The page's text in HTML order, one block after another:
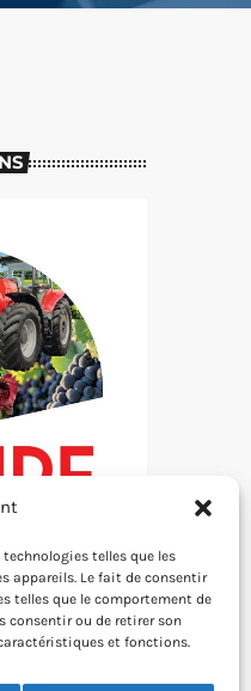
telles que les
appareils. Le fait de consentir
telles que le comportement de
consentir ou de retirer son
et fonctions.